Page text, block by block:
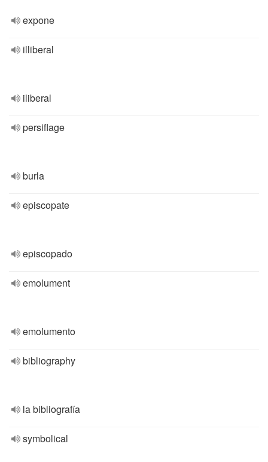
expone
illiberal
iliberal
persiflage
burla
episcopate
episcopado
emolument
emolumento
bibliography
la bibliografía
symbolical